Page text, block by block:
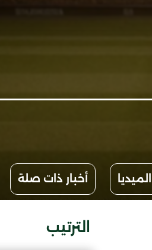
الميديا أخبار ذات صلة
الترتيب